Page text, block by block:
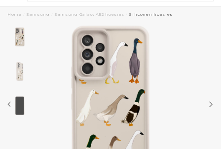
Home Samsung Samsung Galaxy A52 hoesjes Siliconen hoesjes